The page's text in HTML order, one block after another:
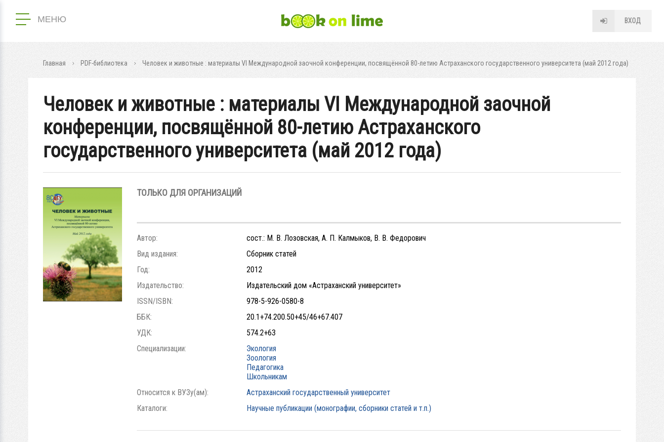
МЕНЮ ВХОД
Главная PDF-библиотека Человек и животные : материалы VI Международной заочной конференции, посвящённой 80-летию Астраханского государственного университета (май 2012 года)
Человек и животные : материалы VI Международной заочной
конференции, посвящённой 80-летию Астраханского
государственного университета (май 2012 года)
ТОЛЬКО ДЛЯ ОРГАНИЗАЦИЙ
Автор:
сост.: М. В. Лозовская, А. П. Калмыков, В. В. Федорович
Вид издания:
Сборник статей
Год:
2012
Издательство:
Издательский дом «Астраханский университет»
ISSN/ISBN:
978-5-926-0580-8
ББК:
20.1+74.200.50+45/46+67.407
УДК:
574.2+63
Специализации:
Экология
Зоология
Педагогика
Школьникам
Относится к ВУЗу(ам):
Астраханский государственный университет
Каталоги:
Научные публикации (монографии, сборники статей и т.п.)